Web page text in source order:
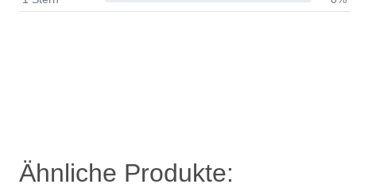
Ähnliche Produkte: